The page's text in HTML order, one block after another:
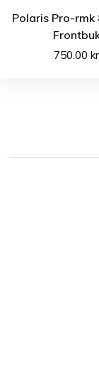
Polaris Pro-
750.00kr